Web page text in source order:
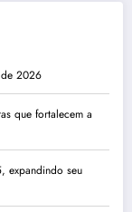
de 2026
que fortalecem a
expandindo seu